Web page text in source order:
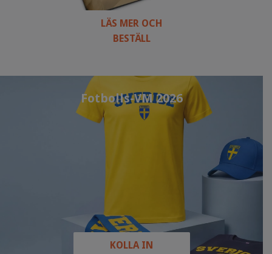
LÄS MER OCH
BESTÄLL
Fotbolls-VM 2026
KOLLA IN